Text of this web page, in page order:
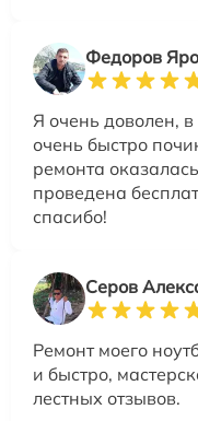
Федоров
Я очень доволен,
очень быстро
ремонта
проведена
спасибо!
Серов
Ремонт моего
и быстро,
лестных отзывов.